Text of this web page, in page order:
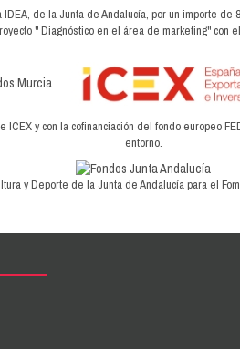
de la Junta de Andalucía, por un importe
" Diagnóstico en el área de marketing"
ICEX y con la cofinanciación del fondo
entorno.
y Deporte de la Junta de Andalucía para el